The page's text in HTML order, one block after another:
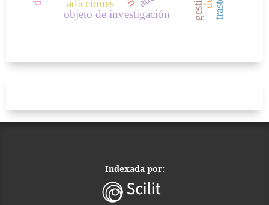
objeto de investigación
adicciones
Indexada por: